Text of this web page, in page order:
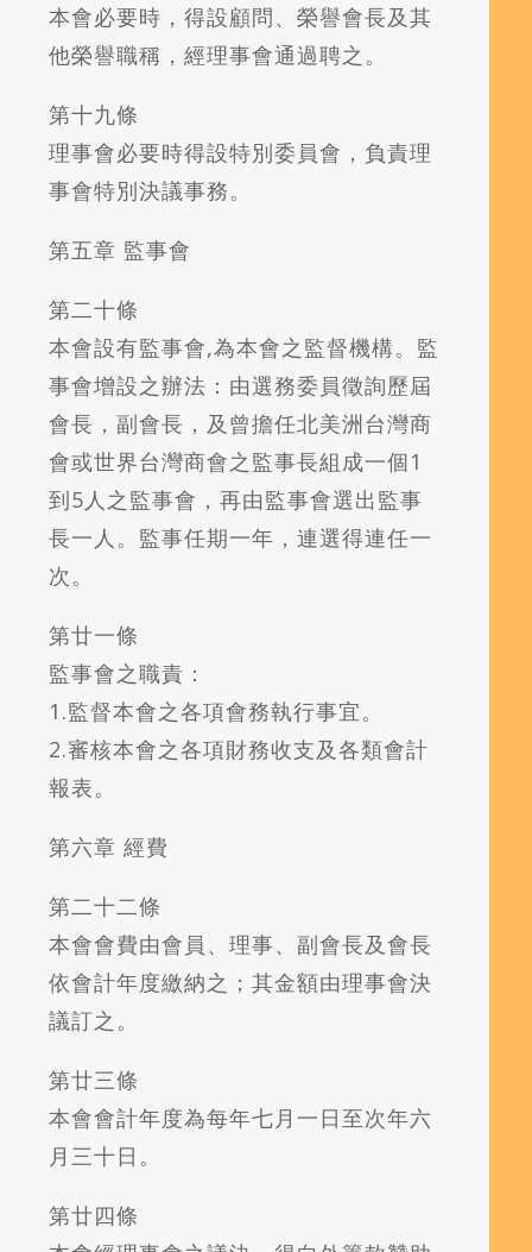
本會必要時，得設顧問、榮譽會長及其
他榮譽職稱，經理事會通過聘之。
第十九條
理事會必要時得設特別委員會，負責理
事會特別決議事務。
第五章 監事會
第二十條
本會設有監事會,為本會之監督機構。監
事會增設之辦法：由選務委員徵詢歷屆
會長，副會長，及曾擔任北美洲台灣商
會或世界台灣商會之監事長組成一個1
到5人之監事會，再由監事會選出監事
長一人。監事任期一年，連選得連任一
次。
第廿一條
監事會之職責：
1.監督本會之各項會務執行事宜。
2.審核本會之各項財務收支及各類會計
報表。
第六章 經費
第二十二條
本會會費由會員、理事、副會長及會長
依會計年度繳納之；其金額由理事會決
議訂之。
第廿三條
本會會計年度為每年七月一日至次年六
月三十日。
第廿四條